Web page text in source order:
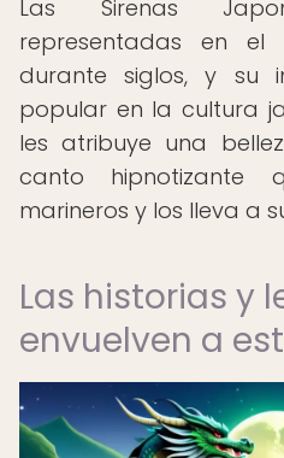
Las Sirenas
representadas en
durante siglos, y su
popular en la cultura
les atribuye una
canto
marineros y los lleva a
Las historias y
envuelven a